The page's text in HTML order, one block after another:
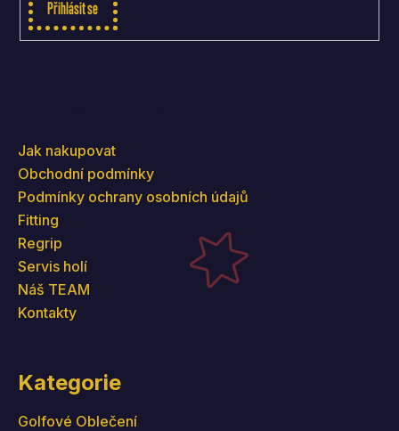
Přihlásit se
Jak nakupovat
Obchodní podmínky
Podmínky ochrany osobních údajů
Fitting
Regrip
Servis holí
Náš TEAM
Kontakty
Kategorie
Golfové Oblečení